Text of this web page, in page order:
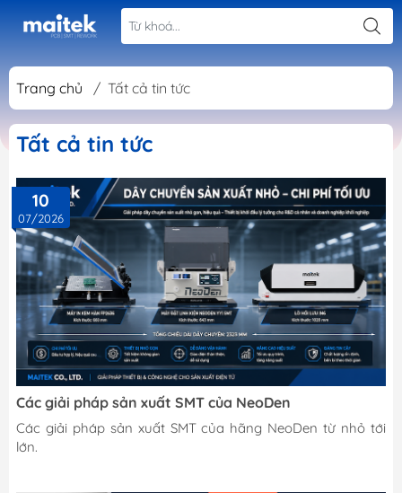
Trang chủ / Tất cả tin tức
Tất cả tin tức
10
07/2026
Các giải pháp sản xuất SMT của NeoDen
Các giải pháp sản xuất SMT của hãng NeoDen từ nhỏ tới
lớn.